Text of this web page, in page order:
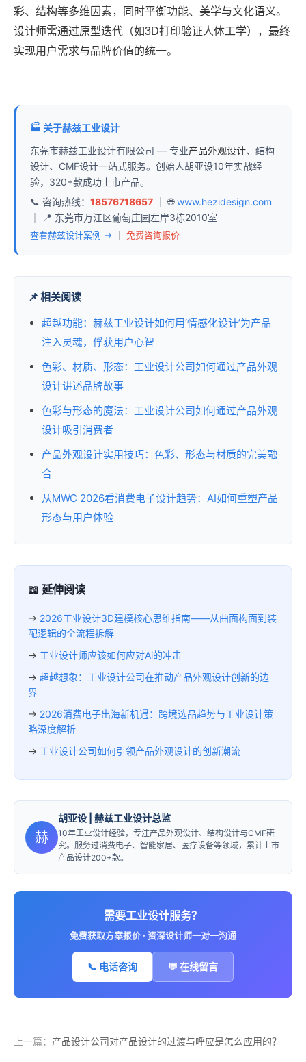
彩、结构等多维因素，同时平衡功能、美学与文化语义。
设计师需通过原型迭代（如3D打印验证人体工学），最终
实现用户需求与品牌价值的统一。
🏭 关于赫兹工业设计
东莞市赫兹工业设计有限公司 — 专业产品外观设计、结构
设计、CMF设计一站式服务。创始人胡亚设10年实战经
验，320+款成功上市产品。
📞 咨询热线： 18576718657 ｜ 🌐www.hezidesign.com
｜ 📍 东莞市万江区葡萄庄园左岸3栋2010室
查看赫兹设计案例 → 免费咨询报价
📌 相关阅读
超越功能：赫兹工业设计如何用‘情感化设计’为产品
注入灵魂，俘获用户心智
色彩、材质、形态：工业设计公司如何通过产品外观
设计讲述品牌故事
色彩与形态的魔法：工业设计公司如何通过产品外观
设计吸引消费者
产品外观设计实用技巧：色彩、形态与材质的完美融
合
从MWC 2026看消费电子设计趋势：AI如何重塑产品
形态与用户体验
📖 延伸阅读
→ 2026工业设计3D建模核心思维指南——从曲面构面到装
配逻辑的全流程拆解
→ 工业设计师应该如何应对Ai的冲击
→ 超越想象：工业设计公司在推动产品外观设计创新的边
界
→ 2026消费电子出海新机遇：跨境选品趋势与工业设计策
略深度解析
→ 工业设计公司如何引领产品外观设计的创新潮流
赫
胡亚设 | 赫兹工业设计总监
10年工业设计经验，专注产品外观设计、结构设计与CMF研
究。服务过消费电子、智能家居、医疗设备等领域，累计上市
产品设计200+款。
需要工业设计服务？
免费获取方案报价 · 资深设计师一对一沟通
📞 电话咨询 💬 在线留言
上一篇： 产品设计公司对产品设计的过渡与呼应是怎么应用的？